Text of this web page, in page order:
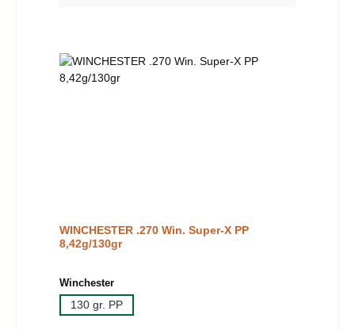
WINCHESTER .270 Win. Super-X PP
8,42g/130gr
Winchesterauswählen
130 gr. PP